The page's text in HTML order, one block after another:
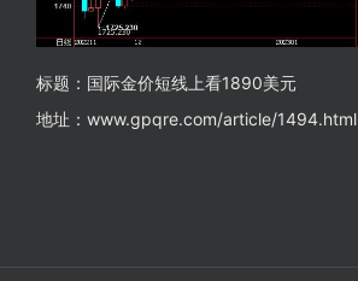
标题：国际金价短线上看1890美元
地址：www.gpqre.com/article/1494.html